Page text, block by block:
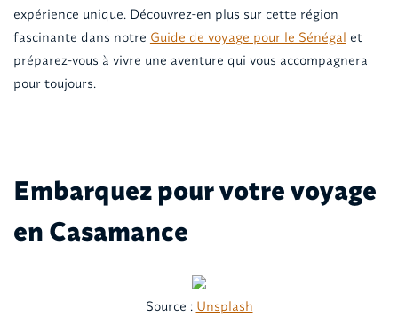
expérience unique. Découvrez-en plus sur cette région
fascinante dans notre Guide de voyage pour le Sénégal et
préparez-vous à vivre une aventure qui vous accompagnera
pour toujours.
Embarquez pour votre voyage
en Casamance
Source : Unsplash